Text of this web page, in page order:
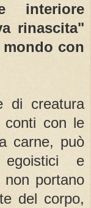
interiore
rinascita"
mondo con
di creatura
conti con le
carne, può
e
portano
del corpo,